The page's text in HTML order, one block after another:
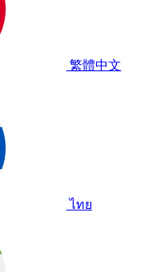
繁體中文
ไทย